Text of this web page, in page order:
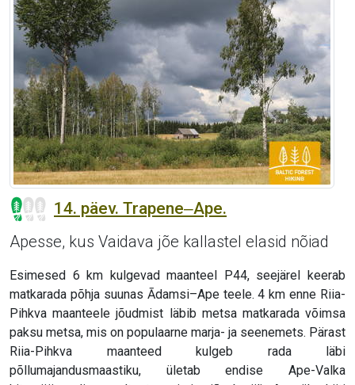
14. päev. Trapene‒Ape.
Apesse, kus Vaidava jõe kallastel elasid nõiad
Esimesed 6 km kulgevad maanteel P44, seejärel keerab
matkarada põhja suunas Ādamsi–Ape teele. 4 km enne Riia-
Pihkva maanteele jõudmist läbib metsa matkarada võimsa
paksu metsa, mis on populaarne marja- ja seenemets. Pärast
Riia-Pihkva maanteed kulgeb rada läbi
põllumajandusmaastiku, ületab endise Ape-Valka